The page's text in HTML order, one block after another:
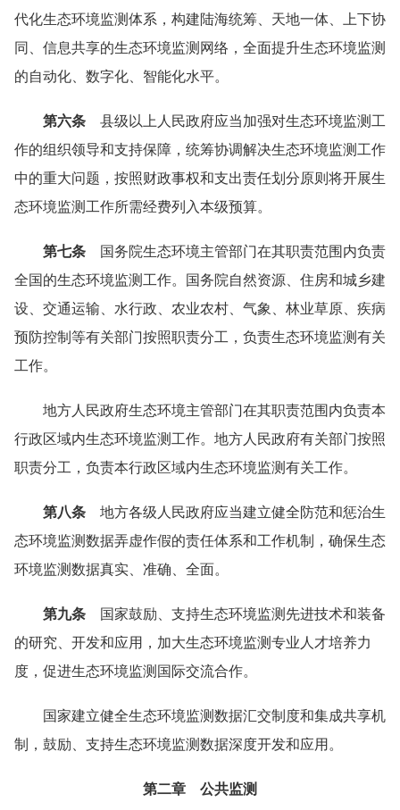
代化生态环境监测体系，构建陆海统筹、天地一体、上下协
同、信息共享的生态环境监测网络，全面提升生态环境监测
的自动化、数字化、智能化水平。
第六条 县级以上人民政府应当加强对生态环境监测工
作的组织领导和支持保障，统筹协调解决生态环境监测工作
中的重大问题，按照财政事权和支出责任划分原则将开展生
态环境监测工作所需经费列入本级预算。
第七条 国务院生态环境主管部门在其职责范围内负责
全国的生态环境监测工作。国务院自然资源、住房和城乡建
设、交通运输、水行政、农业农村、气象、林业草原、疾病
预防控制等有关部门按照职责分工，负责生态环境监测有关
工作。
地方人民政府生态环境主管部门在其职责范围内负责本
行政区域内生态环境监测工作。地方人民政府有关部门按照
职责分工，负责本行政区域内生态环境监测有关工作。
第八条 地方各级人民政府应当建立健全防范和惩治生
态环境监测数据弄虚作假的责任体系和工作机制，确保生态
环境监测数据真实、准确、全面。
第九条 国家鼓励、支持生态环境监测先进技术和装备
的研究、开发和应用，加大生态环境监测专业人才培养力
度，促进生态环境监测国际交流合作。
国家建立健全生态环境监测数据汇交制度和集成共享机
制，鼓励、支持生态环境监测数据深度开发和应用。
第二章 公共监测